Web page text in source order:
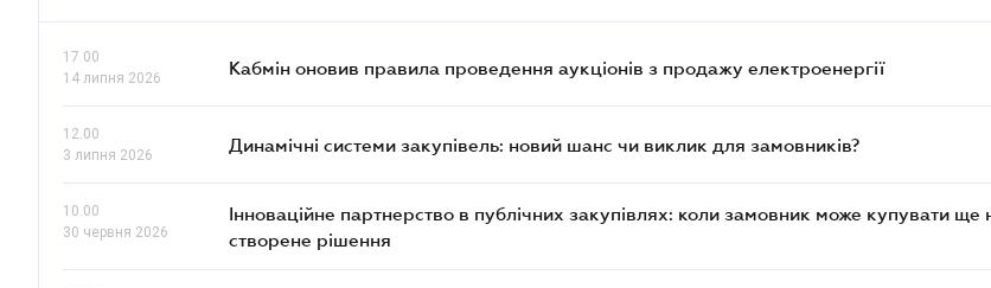
17.00
14 липня 2026
Кабмін оновив правила проведення аукціонів з продажу електроенергії
12.00
3 липня 2026
Динамічні системи закупівель: новий шанс чи виклик для замовників?
10.00
30 червня 2026
Інноваційне партнерство в публічних закупівлях: коли замовник може купувати ще
створене рішення